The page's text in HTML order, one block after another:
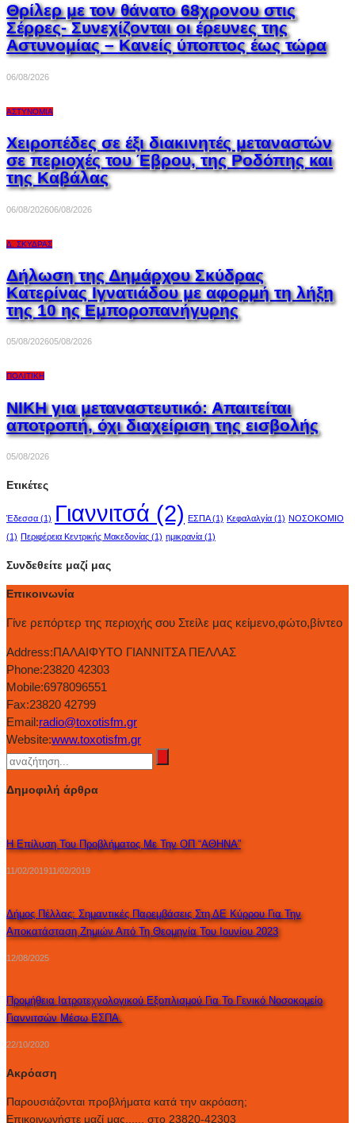
Θρίλερ με τον θάνατο 68χρονου στις
Σέρρες- Συνεχίζονται οι έρευνες της
Αστυνομίας – Κανείς ύποπτος έως τώρα
06/08/2026
ΑΣΤΥΝΟΜΊΑ
Χειροπέδες σε έξι διακινητές μεταναστών
σε περιοχές του Έβρου, της Ροδόπης και
της Καβάλας
06/08/202606/08/2026
Δ. ΣΚΎΔΡΑΣ
Δήλωση της Δημάρχου Σκύδρας
Κατερίνας Ιγνατιάδου με αφορμή τη λήξη
της 10 ης Εμποροπανήγυρης
05/08/202605/08/2026
ΠΟΛΙΤΙΚΉ
ΝΙΚΗ για μεταναστευτικό: Απαιτείται
αποτροπή, όχι διαχείριση της εισβολής
05/08/2026
Ετικέτες
Έδεσσα (1) Γιαννιτσά (2) ΕΣΠΑ(1) Κεφαλαλγία (1) ΝΟΣΟΚΟΜΙΟ
(1) Περιφέρεια Κεντρικής Μακεδονίας (1) ημικρανία (1)
Συνδεθείτε μαζί μας
Επικοινωνία
Γίνε ρεπόρτερ της περιοχής σου Στείλε μας κείμενο,φώτο,βίντεο
Address:ΠΑΛΑΙΦΥΤΟ ΓΙΑΝΝΙΤΣΑ ΠΕΛΛΑΣ
Phone:23820 42303
Mobile:6978096551
Fax:23820 42799
Email:radio@toxotisfm.gr
Website:www.toxotisfm.gr
Δημοφιλή άρθρα
Η Επίλυση Του Προβλήματος Με Την ΟΠ “ΑΘΗΝΑ”
11/02/201911/02/2019
Δήμος Πέλλας: Σημαντικές Παρεμβάσεις Στη ΔΕ Κύρρου Για Την
Αποκατάσταση Ζημιών Από Τη Θεομηνία Του Ιουνίου 2023
12/08/2025
Προμήθεια Ιατροτεχνολογικού Εξοπλισμού Για Το Γενικό Νοσοκομείο
Γιαννιτσών Μέσω ΕΣΠΑ.
22/10/2020
Ακρόαση
Παρουσιάζονται προβλήματα κατά την ακρόαση;
Επικοινωνήστε μαζί μας...... στο 23820-42303